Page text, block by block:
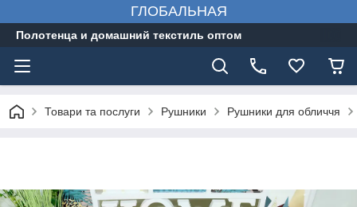
ГЛОБАЛЬНАЯ
Полотенца и домашний текстиль оптом
Товари та послуги Рушники Рушники для обличчя